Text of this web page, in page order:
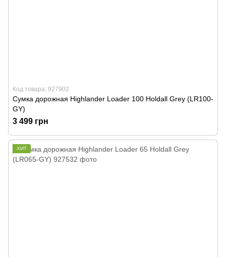
Код товара: 927902
Сумка дорожная Highlander Loader 100 Holdall Grey (LR100-
GY)
3 499 грн
ХИТ